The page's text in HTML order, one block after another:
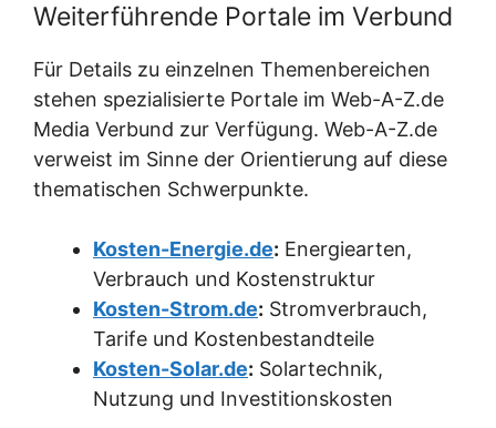
Weiterführende Portale im Verbund
Für Details zu einzelnen Themenbereichen
stehen spezialisierte Portale im Web-A-Z.de
Media Verbund zur Verfügung. Web-A-Z.de
verweist im Sinne der Orientierung auf diese
thematischen Schwerpunkte.
Kosten-Energie.de: Energiearten,
Verbrauch und Kostenstruktur
Kosten-Strom.de: Stromverbrauch,
Tarife und Kostenbestandteile
Kosten-Solar.de: Solartechnik,
Nutzung und Investitionskosten